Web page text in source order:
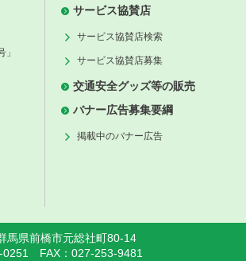
サービス協賛店
サービス協賛店検索
サービス協賛店募集
交通安全グッズ等の販売
バナー広告募集要綱
掲載中のバナー広告
県前橋市元総社町80-14
0251 FAX：027-253-9481